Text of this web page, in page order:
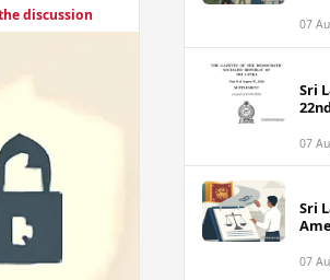
discussion 07
Sri
07
Sri
07